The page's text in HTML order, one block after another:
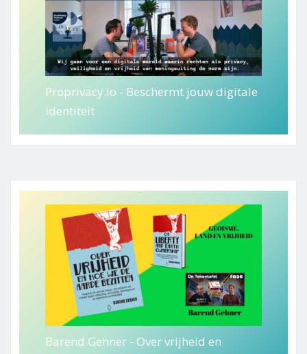
Proprivacy.io - Beschermt jouw digitale
identiteit
Barend Gehner - Over vrijheid en